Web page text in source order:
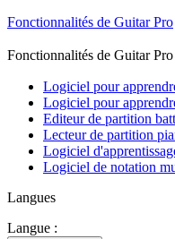
Fonctionnalités de Guitar Pro
Fonctionnalités de Guitar Pro
Logiciel pour
Logiciel pour
Editeur de partition
Lecteur de partition
Logiciel
Logiciel de notation
Langues
Langue :